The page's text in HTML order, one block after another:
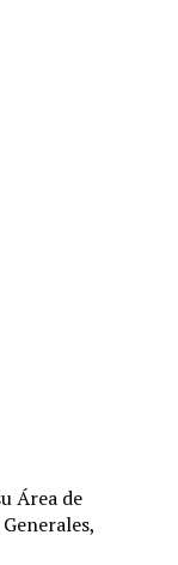
Área de